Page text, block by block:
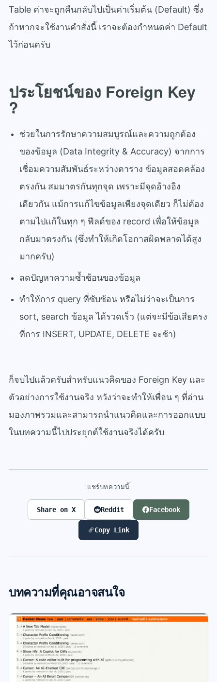
Table ค่าจะถูกคืนกลับไปเป็นค่าเริ่มต้น (Default) ซึ่ง
ถ้าหากจะใช้งานคำสั่งนี้ เราจะต้องกำหนดค่า Default
ไว้ก่อนครับ
ประโยชน์ของ Foreign Key
?
ช่วยในการรักษาความสมบูรณ์และความถูกต้อง
ของข้อมูล (Data Integrity & Accuracy) จากการ
เชื่อมความสัมพันธ์ระหว่างตาราง ข้อมูลสอดคล้อง
ตรงกัน สมมาตรกันทุกจุด เพราะมีจุดอ้างอิง
เดียวกัน แม้การแก้ไขข้อมูลเพียงจุดเดียว ก็ไม่ต้อง
ตามไปแก้ในทุก ๆ ฟีลด์ของ record เพื่อให้ข้อมูล
กลับมาตรงกัน (ซึ่งทำให้เกิดโอกาสผิดพลาดได้สูง
มากครับ)
ลดปัญหาความซ้ำซ้อนของข้อมูล
ทำให้การ query ที่ซับซ้อน หรือไม่ว่าจะเป็นการ
sort, search ข้อมูล ได้รวดเร็ว (แต่จะมีข้อเสียตรง
ที่การ INSERT, UPDATE, DELETE จะช้า)
ก็จบไปแล้วครับสำหรับแนวคิดของ Foreign Key และ
ตัวอย่างการใช้งานจริง หวังว่าจะทำให้เพื่อน ๆ ที่อ่าน
มองภาพรวมและสามารถนำแนวคิดและการออกแบบ
ในบทความนี้ไปประยุกต์ใช้งานจริงได้ครับ
แชร์บทความนี้
Share on X Reddit Facebook
Copy Link
บทความที่คุณอาจสนใจ